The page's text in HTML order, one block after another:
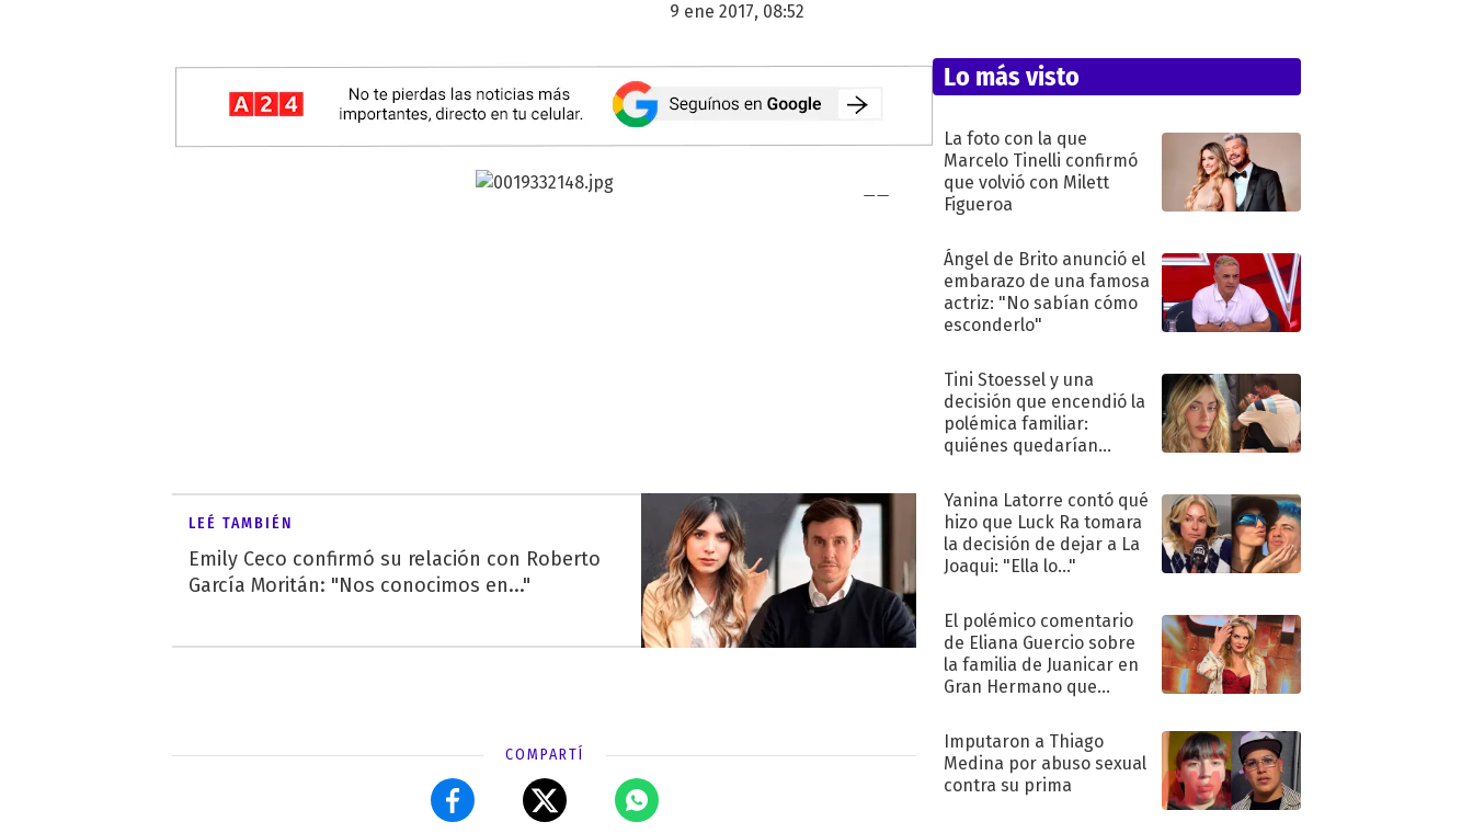
9 ene 2017, 08:52
LEÉ TAMBIÉN
Emily Ceco confirmó su relación con Roberto
García Moritán: "Nos conocimos en..."
COMPARTÍ
Lo más visto
La foto con la que
Marcelo Tinelli confirmó
que volvió con Milett
Figueroa
Ángel de Brito anunció el
embarazo de una famosa
actriz: "No sabían cómo
esconderlo"
Tini Stoessel y una
decisión que encendió la
polémica familiar:
quiénes quedarían
Yanina Latorre contó qué
hizo que Luck Ra tomara
la decisión de dejar a La
Joaqui: "Ella lo..."
El polémico comentario
de Eliana Guercio sobre
la familia de Juanicar en
Gran Hermano que
Imputaron a Thiago
Medina por abuso sexual
contra su prima